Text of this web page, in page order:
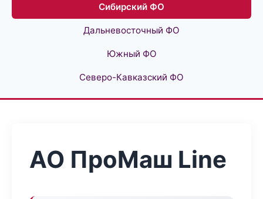
Сибирский ФО
Дальневосточный ФО
Южный ФО
Северо-Кавказский ФО
АО ПроМаш Line